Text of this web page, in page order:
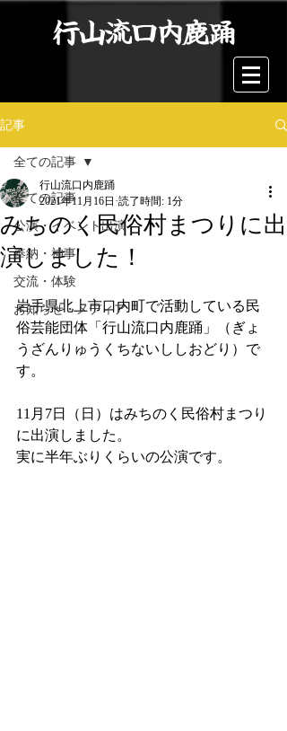
行山流口内鹿踊
記事
全ての記事
公演・イベント出演
奉納・神事
交流・体験
お知らせ・メディア
全ての記事
みちのく民俗村まつりに出
演しました！
行山流口内鹿踊
2021年11月16日 読了時間: 1分
岩手県北上市口内町で活動している民
俗芸能団体「行山流口内鹿踊」（ぎょ
うざんりゅうくちないししおどり）で
す。
11月7日（日）はみちのく民俗村まつり
に出演しました。
実に半年ぶりくらいの公演です。